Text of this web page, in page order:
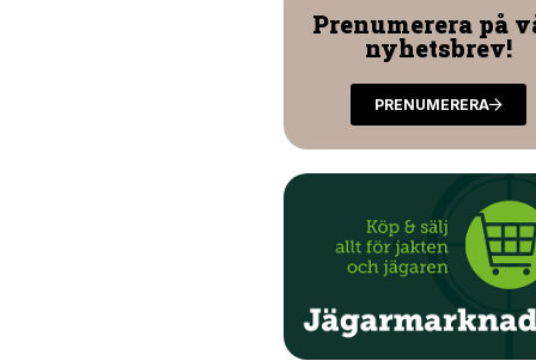
Prenumerera på
nyhetsbrev!
PRENUMERERA